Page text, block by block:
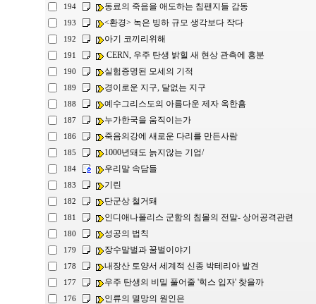
194 동료의 죽음을 애도하는 침팬지들 감동
193 <환경> 녹은 빙하 규모 생각보다 작다
192 아기 코끼리위해
191 CERN, 우주 탄생 밝힐 새 현상 관측에 흥분
190 실험증명된 모세의 기적
189 경이로운 지구, 달없는 지구
188 예수그리스도의 아름다운 제자 옥한흠
187 누가한국을 움직이는가
186 죽음의강에 새로운 다리를 만든사람
185 1000년돼도 늙지않는 기업/
184 우리말 속담들
183 기린
182 단군상 철거돼
181 인디애나폴리스 군함의 침몰의 전말- 상어공격관련
180 성공의 법칙
179 장수말벌과 꿀벌이야기
178 내장산 토양서 세계적 신종 박테리아 발견
177 우주 탄생의 비밀 풀어줄 '힉스 입자' 찾을까
176 인류의 멸망의 원인은